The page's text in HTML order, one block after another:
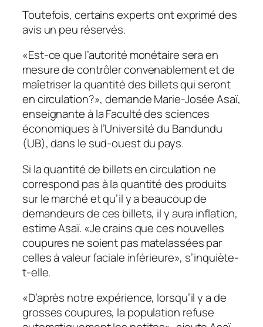
Toutefois, certains experts ont exprimé des
avis un peu réservés.
«Est-ce que l’autorité monétaire sera en
mesure de contrôler convenablement et de
maîetriser la quantité des billets qui seront
en circulation?», demande Marie-Josée Asaï,
enseignante à la Faculté des sciences
économiques à l’Université du Bandundu
(UB), dans le sud-ouest du pays.
Si la quantité de billets en circulation ne
correspond pas à la quantité des produits
sur le marché et qu’il y a beaucoup de
demandeurs de ces billets, il y aura inflation,
estime Asaï. «Je crains que ces nouvelles
coupures ne soient pas matelassées par
celles à valeur faciale inférieure», s’inquiète-
t-elle.
«D’après notre expérience, lorsqu’il y a de
grosses coupures, la population refuse